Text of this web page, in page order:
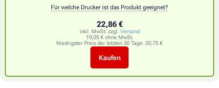
Für welche Drucker ist das Produkt geeignet?
22,86 €
inkl. MwSt. zzgl. Versand
19,05 € ohne MwSt.
Niedrigster Preis der letzten 30 Tage: 20,75 €
Kaufen